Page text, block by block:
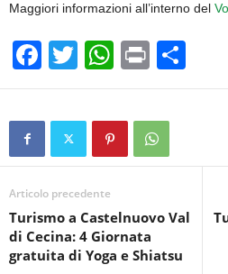
Maggiori informazioni all’interno del
F
a
c
b
o
o
k
T
wi
tt
W
h
at
s
A
p
Pr
in
t
o
vi
Articolo precedente
Turismo a Castelnuovo Val
di Cecina: 4 Giornata
gratuita di Yoga e Shiatsu